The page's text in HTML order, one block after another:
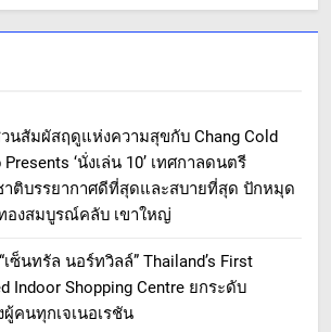
ชวนสัมผัสฤดูแห่งความสุขกับ Chang Cold
‘นั่งเล่น 10’ เทศกาลดนตรี
าติบรรยากาศดีที่สุดและสบายที่สุด ปักหมุด
องสมบูรณ์คลับ เขาใหญ่
ซ็นทรัล นอร์ทวิลล์” Thailand’s First
Indoor Shopping Centre ยกระดับ
คนทุกเจเนอเรชัน